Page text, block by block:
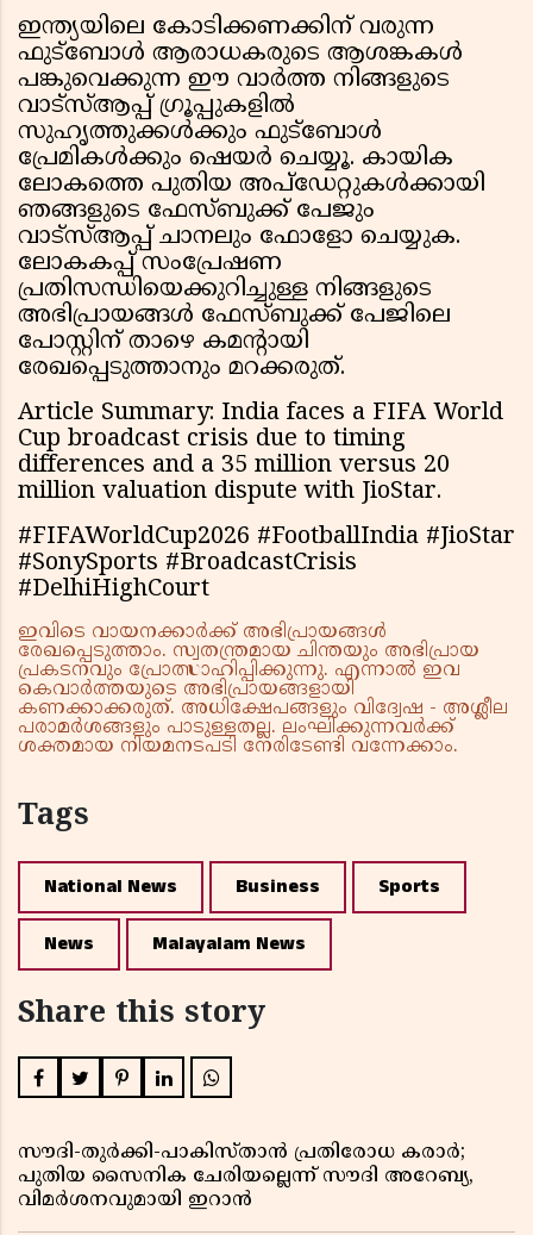
ഇന്ത്യയിലെ കോടിക്കണക്കിന് വരുന്ന
ഫുട്ബോൾ ആരാധകരുടെ ആശങ്കകൾ
പങ്കുവെക്കുന്ന ഈ വാർത്ത നിങ്ങളുടെ
വാട്സ്ആപ്പ് ഗ്രൂപ്പുകളിൽ
സുഹൃത്തുക്കൾക്കും ഫുട്ബോൾ
പ്രേമികൾക്കും ഷെയർ ചെയ്യൂ. കായിക
ലോകത്തെ പുതിയ അപ്‌ഡേറ്റുകൾക്കായി
ഞങ്ങളുടെ ഫേസ്ബുക്ക് പേജും
വാട്സ്ആപ്പ് ചാനലും ഫോളോ ചെയ്യുക.
ലോകകപ്പ് സംപ്രേഷണ
പ്രതിസന്ധിയെക്കുറിച്ചുള്ള നിങ്ങളുടെ
അഭിപ്രായങ്ങൾ ഫേസ്ബുക്ക് പേജിലെ
പോസ്റ്റിന് താഴെ കമന്റായി
രേഖപ്പെടുത്താനും മറക്കരുത്.
Article Summary: India faces a FIFA World
Cup broadcast crisis due to timing
differences and a ₹35 million versus ₹20
million valuation dispute with JioStar.
#FIFAWorldCup2026 #FootballIndia #JioStar
#SonySports #BroadcastCrisis
#DelhiHighCourt
ഇവിടെ വായനക്കാർക്ക് അഭിപ്രായങ്ങൾ
രേഖപ്പെടുത്താം. സ്വതന്ത്രമായ ചിന്തയും അഭിപ്രായ
പ്രകടനവും പ്രോത്സാഹിപ്പിക്കുന്നു. എന്നാൽ ഇവ
കെവാർത്തയുടെ അഭിപ്രായങ്ങളായി
കണക്കാക്കരുത്. അധിക്ഷേപങ്ങളും വിദ്വേഷ - അശ്ലീല
പരാമർശങ്ങളും പാടുള്ളതല്ല. ലംഘിക്കുന്നവർക്ക്
ശക്തമായ നിയമനടപടി നേരിടേണ്ടി വന്നേക്കാം.
Tags
National News Business Sports
News Malayalam News
Share this story
സൗദി-തുർക്കി-പാകിസ്താൻ പ്രതിരോധ കരാർ;
പുതിയ സൈനിക ചേരിയല്ലെന്ന് സൗദി അറേബ്യ,
വിമർശനവുമായി ഇറാൻ